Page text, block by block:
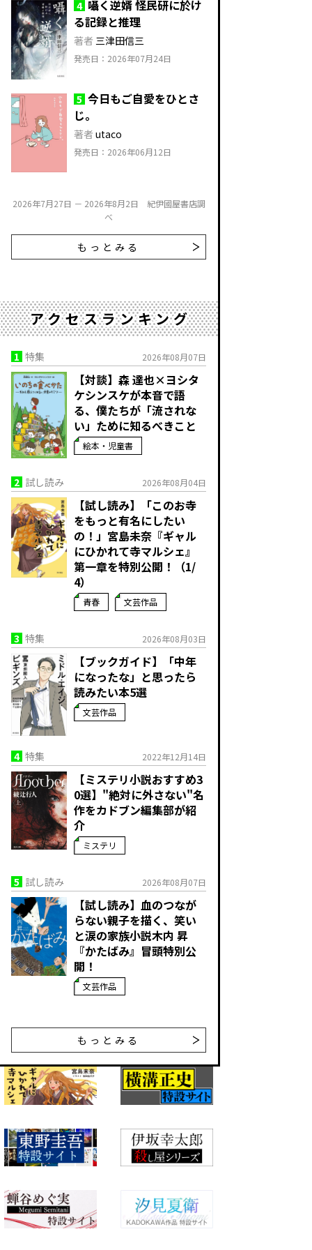
4 囁く逆婿 怪民研に於け
る記録と推理
著者 三津田信三
発売日：2026年07月24日
5 今日もご自愛をひとさ
じ。
著者 utaco
発売日：2026年06月12日
2026年7月27日 － 2026年8月2日 紀伊國屋書店調
べ
もっとみる
アクセスランキング
1 特集 2026年08月07日
【対談】森 達也×ヨシタ
ケシンスケが本音で語
る、僕たちが「流されな
い」ために知るべきこと
絵本・児童書
2 試し読み 2026年08月04日
【試し読み】「このお寺
をもっと有名にしたい
の！」宮島未奈『ギャル
にひかれて寺マルシェ』
第一章を特別公開！（1/
4）
青春 文芸作品
3 特集 2026年08月03日
【ブックガイド】「中年
になったな」と思ったら
読みたい本5選
文芸作品
4 特集 2022年12月14日
【ミステリ小説おすすめ3
0選】"絶対に外さない"名
作をカドブン編集部が紹
介
ミステリ
5 試し読み 2026年08月07日
【試し読み】血のつなが
らない親子を描く、笑い
と涙の家族小説――木内 昇
『かたばみ』冒頭特別公
開！
文芸作品
もっとみる